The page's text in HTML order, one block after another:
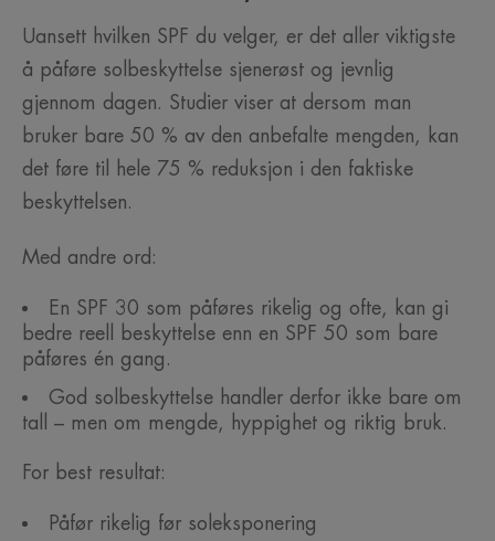
Uansett hvilken SPF du velger, er det aller viktigste
å påføre solbeskyttelse sjenerøst og jevnlig
gjennom dagen. Studier viser at dersom man
bruker bare 50 % av den anbefalte mengden, kan
det føre til hele 75 % reduksjon i den faktiske
beskyttelsen.
Med andre ord:
En SPF 30 som påføres rikelig og ofte, kan gi
bedre reell beskyttelse enn en SPF 50 som bare
påføres én gang.
God solbeskyttelse handler derfor ikke bare om
tall – men om mengde, hyppighet og riktig bruk.
For best resultat:
Påfør rikelig før soleksponering